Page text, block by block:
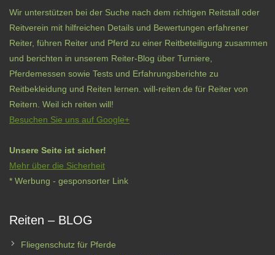
Wir unterstützen bei der Suche nach dem richtigen Reitstall oder
Reitverein mit hilfreichen Details und Bewertungen erfahrener
Reiter, führen Reiter und Pferd zu einer Reitbeteiligung zusammen
und berichten in unserem Reiter-Blog über Turniere,
Pferdemessen sowie Tests und Erfahrungsberichte zu
Reitbekleidung und Reiten lernen. will-reiten.de für Reiter von
Reitern. Weil ich reiten will!
Besuchen Sie uns auf Google+
Unsere Seite ist sicher!
Mehr über die Sicherheit
* Werbung - gesponsorter Link
Reiten – BLOG
Fliegenschutz für Pferde